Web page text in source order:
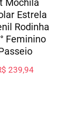
Mochila
Estrela
Rodinha
Feminino
239,94